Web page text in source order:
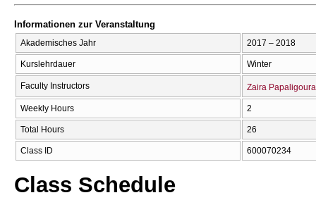
Informationen zur Veranstaltung
Akademisches Jahr 2017 – 2018
Kurslehrdauer Winter
Faculty Instructors Zaira Papaligoura
Weekly Hours 2
Total Hours 26
Class ID 600070234
Class Schedule